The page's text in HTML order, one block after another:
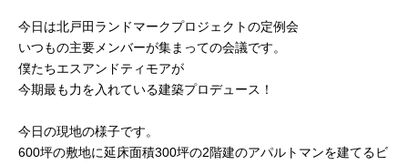
今日は北戸田ランドマークプロジェクトの定例会
いつもの主要メンバーが集まっての会議です。
僕たちエスアンドティモアが
今期最も力を入れている建築プロデュース！
今日の現地の様子です。
600坪の敷地に延床面積300坪の2階建のアパルトマンを建てるビ